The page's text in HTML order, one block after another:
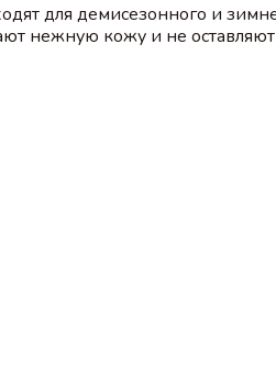
для демисезонного и
нежную кожу и не оставляют